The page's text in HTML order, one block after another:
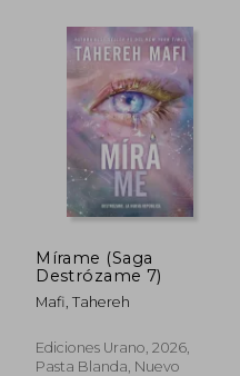
dcto. S/ 109,46
Mírame (Saga
Destrózame 7)
Mafi, Tahereh
Ediciones Urano, 2026,
Pasta Blanda, Nuevo